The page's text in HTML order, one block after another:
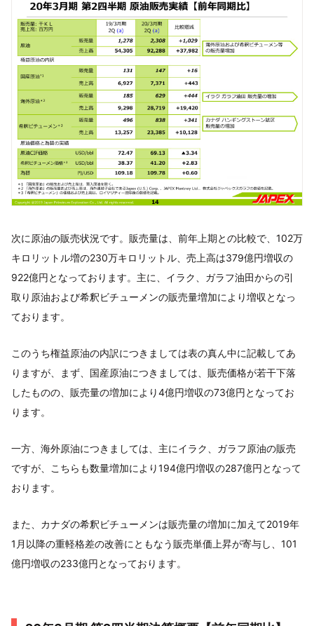
次に原油の販売状況です。販売量は、前年上期との比較で、102万
キロリットル増の230万キロリットル、売上高は379億円増収の
922億円となっております。主に、イラク、ガラフ油田からの引
取り原油および希釈ビチューメンの販売量増加により増収となっ
ております。
このうち権益原油の内訳につきましては表の真ん中に記載してあ
りますが、まず、国産原油につきましては、販売価格が若干下落
したものの、販売量の増加により4億円増収の73億円となってお
ります。
一方、海外原油につきましては、主にイラク、ガラフ原油の販売
ですが、こちらも数量増加により194億円増収の287億円となって
おります。
また、カナダの希釈ビチューメンは販売量の増加に加えて2019年
1月以降の重軽格差の改善にともなう販売単価上昇が寄与し、101
億円増収の233億円となっております。